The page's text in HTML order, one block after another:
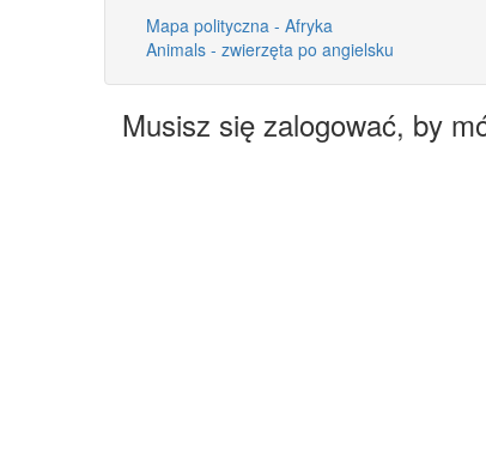
Mapa polityczna - Afryka
Animals - zwierzęta po angielsku
Musisz się zalogować, by